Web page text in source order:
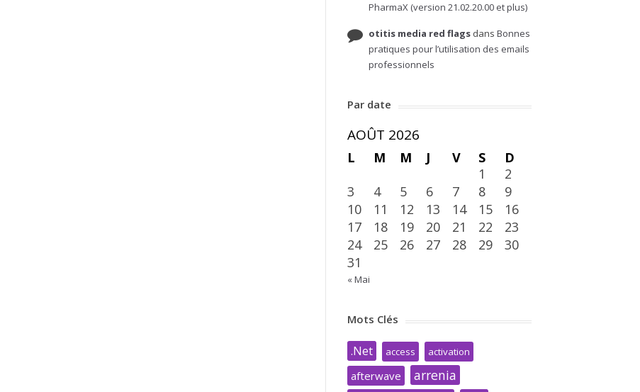
PharmaX (version 21.02.20.00 et plus)
otitis media red flagsdans Bonnes
pratiques pour l’utilisation des emails
professionnels
Par date
AOÛT 2026
L M M J V S
D
1
2
3
4 5 6 7 8
9
10
11 12 13 14 15
16
17
18 19 20 21 22
23
24
25 26 27 28 29
30
31
« Mai
Mots Clés
.Net access activation
afterwave arrenia